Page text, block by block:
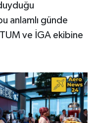
anlamlı günde
ve İGA ekibine